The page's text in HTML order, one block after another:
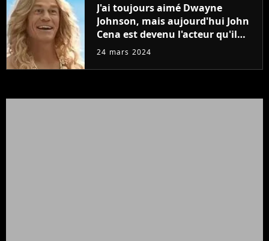
J'ai toujours aimé Dwayne
Johnson, mais aujourd'hui John
Cena est devenu l'acteur qu'il
rêvait d'être (et Ricky Stanicky le
24 mars 2024